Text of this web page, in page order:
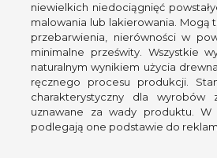
niewielkich niedociągnięć
malowania lub lakierowania. Mogą
przebarwienia, nierówności w
minimalne prześwity. Wszystkie
naturalnym wynikiem użycia
ręcznego procesu produkcji.
charakterystyczny dla
uznawane za wady produktu.
podlegają one podstawie do